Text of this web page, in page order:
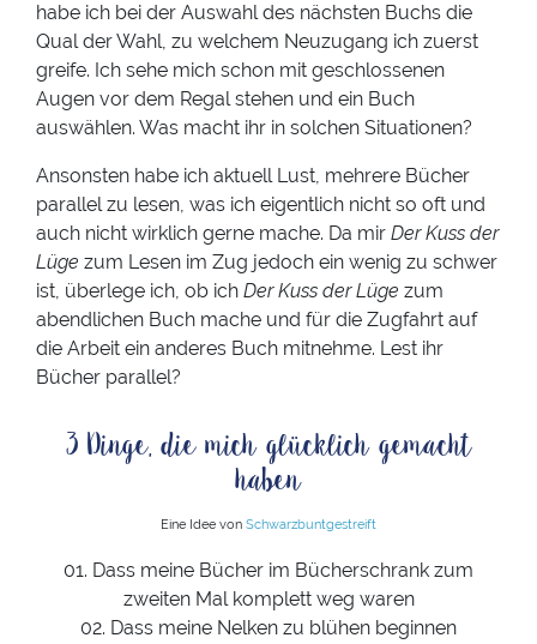
habe ich bei der Auswahl des nächsten Buchs die
Qual der Wahl, zu welchem Neuzugang ich zuerst
greife. Ich sehe mich schon mit geschlossenen
Augen vor dem Regal stehen und ein Buch
auswählen. Was macht ihr in solchen Situationen?
Ansonsten habe ich aktuell Lust, mehrere Bücher
parallel zu lesen, was ich eigentlich nicht so oft und
auch nicht wirklich gerne mache. Da mir Der Kuss der
Lüge zum Lesen im Zug jedoch ein wenig zu schwer
ist, überlege ich, ob ich Der Kuss der Lüge zum
abendlichen Buch mache und für die Zugfahrt auf
die Arbeit ein anderes Buch mitnehme. Lest ihr
Bücher parallel?
3 Dinge, die mich glücklich gemacht
haben
Eine Idee von Schwarzbuntgestreift
01. Dass meine Bücher im Bücherschrank zum
zweiten Mal komplett weg waren
02. Dass meine Nelken zu blühen beginnen